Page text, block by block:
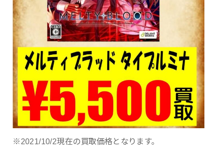
※2021/10/2現在の買取価格となります。